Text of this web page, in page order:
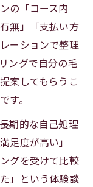
の「コース内
無」「支払い方
ーションで整理
ングで自分の毛
案してもらうこ
す。
期的な自己処理
足度が高い」
グを受けて比較
」という体験談